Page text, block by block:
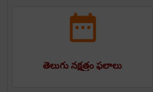
తెలుగు నక్షత్రం ఫలాలు